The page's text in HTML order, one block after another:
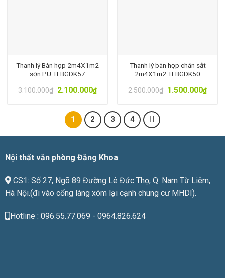
Thanh lý Bàn họp 2m4X1m2
sơn PU TLBGDK57
3.100.000₫ 2.100.000₫
Thanh lý bàn họp chân sắt
2m4X1m2 TLBGDK50
2.500.000₫ 1.500.000₫
1 2 3 4
Nội thất văn phòng Đăng Khoa
CS1: Số 27, Ngõ 89 Đường Lê Đức Thọ, Q. Nam Từ Liêm,
Hà Nội.(đi vào cổng làng xóm lại cạnh chung cư MHDI).
Hotline : 096.55.77.069 - 0964.826.624